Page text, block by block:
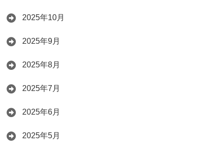
2025年10月
2025年9月
2025年8月
2025年7月
2025年6月
2025年5月